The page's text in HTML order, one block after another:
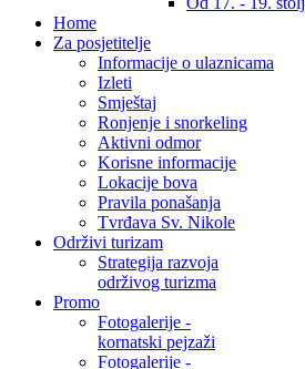
Home
Za posjetitelje
Informacije o ulaznicama
Izleti
Smještaj
Ronjenje i snorkeling
Aktivni odmor
Korisne informacije
Lokacije bova
Pravila ponašanja
Tvrđava Sv. Nikole
Održivi turizam
Strategija razvoja
održivog turizma
Promo
Fotogalerije -
kornatski pejzaži
Fotogalerije -